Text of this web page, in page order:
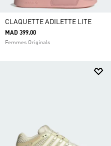
CLAQUETTE ADILETTE LITE
MAD 399.00
Femmes Originals